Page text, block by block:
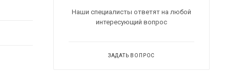
Наши специалисты ответят на любой
интересующий вопрос
ЗАДАТЬ ВОПРОС